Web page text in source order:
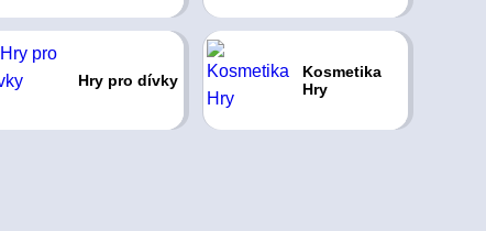
Hry pro dívky
Kosmetika
Hry